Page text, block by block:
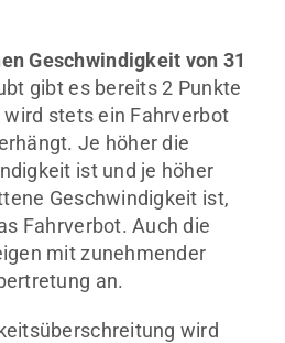
Geschwindigkeit von 31
gibt es bereits 2 Punkte
wird stets ein Fahrverbot
Je höher die
ist und je höher
Geschwindigkeit ist,
Fahrverbot. Auch die
mit zunehmender
an.
wird